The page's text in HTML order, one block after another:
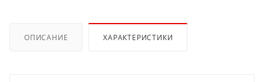
ОПИСАНИЕ ХАРАКТЕРИСТИКИ